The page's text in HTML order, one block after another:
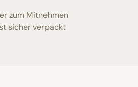
zum Mitnehmen
sicher verpackt